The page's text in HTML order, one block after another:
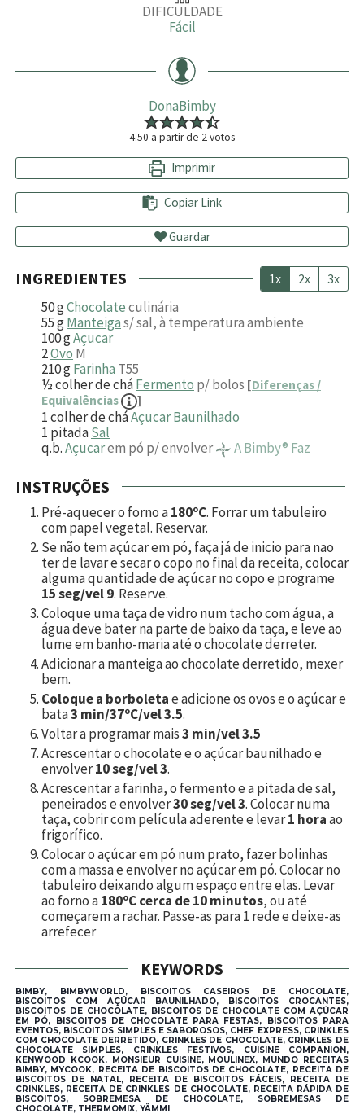
DIFICULDADE
Fácil
DonaBimby
4.50 a partir de 2votos
Imprimir
Copiar Link
Guardar
INGREDIENTES 1x 2x 3x
50gChocolateculinária
55gManteigas/ sal, à temperatura ambiente
100gAçucar
2Ovo M
210gFarinha T55
½colher de cháFermento p/ bolos [Diferenças /
Equivalências
]
1colher de cháAçucar Baunilhado
1 pitadaSal
q.b.Açucarem pó p/ envolver A Bimby® Faz
INSTRUÇÕES
Pré-aquecer o forno a180ºC. Forrar um tabuleiro
com papel vegetal. Reservar.
Se não tem açúcar em pó, faça já de inicio para nao
ter de lavar e secar o copo no final da receita, colocar
alguma quantidade de açúcar no copo e programe
15 seg/vel 9. Reserve.
Coloque uma taça de vidro num tacho com água, a
água deve bater na parte de baixo da taça, e leve ao
lume em banho-maria até o chocolate derreter.
Adicionar a manteiga ao chocolate derretido, mexer
bem.
Coloque a borboletae adicione os ovos e o açúcar e
bata3 min/37ºC/vel 3.5.
Voltar a programar mais3 min/vel 3.5
Acrescentar o chocolate e o açúcar baunilhado e
envolver10 seg/vel 3.
Acrescentar a farinha, o fermento e a pitada de sal,
peneirados e envolver30 seg/vel 3. Colocar numa
taça, cobrir com película aderente e levar1 horaao
frigorífico.
Colocar o açúcar em pó num prato, fazer bolinhas
com a massa e envolver no açúcar em pó. Colocar no
tabuleiro deixando algum espaço entre elas. Levar
ao forno a180ºC cerca de 10 minutos, ou até
começarem a rachar. Passe-as para 1 rede e deixe-as
arrefecer
KEYWORDS
BIMBY, BIMBYWORLD, BISCOITOS CASEIROS DE CHOCOLATE,
BISCOITOS COM AÇÚCAR BAUNILHADO, BISCOITOS CROCANTES,
BISCOITOS DE CHOCOLATE, BISCOITOS DE CHOCOLATE COM AÇÚCAR
EM PÓ, BISCOITOS DE CHOCOLATE PARA FESTAS, BISCOITOS PARA
EVENTOS, BISCOITOS SIMPLES E SABOROSOS, CHEF EXPRESS, CRINKLES
COM CHOCOLATE DERRETIDO, CRINKLES DE CHOCOLATE, CRINKLES DE
CHOCOLATE SIMPLES, CRINKLES FESTIVOS, CUISINE COMPANION,
KENWOOD KCOOK, MONSIEUR CUISINE, MOULINEX, MUNDO RECEITAS
BIMBY, MYCOOK, RECEITA DE BISCOITOS DE CHOCOLATE, RECEITA DE
BISCOITOS DE NATAL, RECEITA DE BISCOITOS FÁCEIS, RECEITA DE
CRINKLES, RECEITA DE CRINKLES DE CHOCOLATE, RECEITA RÁPIDA DE
BISCOITOS, SOBREMESA DE CHOCOLATE, SOBREMESAS DE
CHOCOLATE, THERMOMIX, YÄMMI